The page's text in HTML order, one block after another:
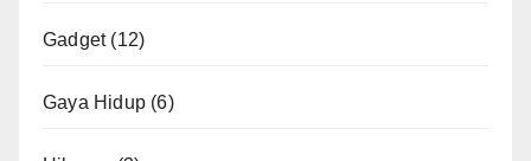
Gadget(12)
Gaya Hidup (6)